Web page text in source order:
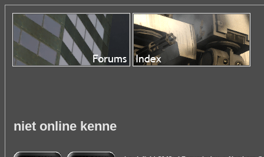
niet online kenne